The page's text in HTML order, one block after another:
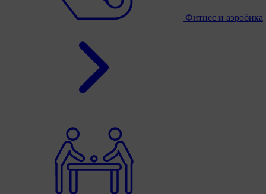
Фитнес и аэробика